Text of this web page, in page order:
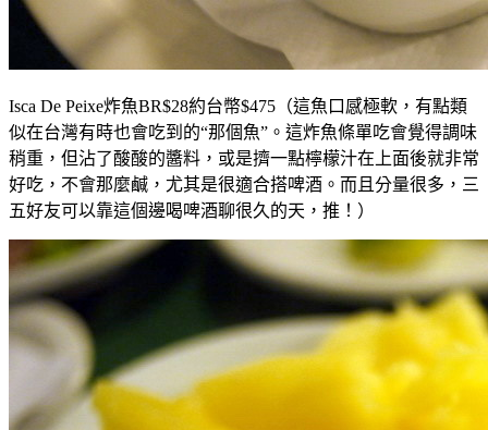
Isca De Peixe炸魚BR$28約台幣$475（這魚口感極軟，有點類
似在台灣有時也會吃到的“那個魚”。這炸魚條單吃會覺得調味
稍重，但沾了酸酸的醬料，或是擠一點檸檬汁在上面後就非常
好吃，不會那麼鹹，尤其是很適合搭啤酒。而且分量很多，三
五好友可以靠這個邊喝啤酒聊很久的天，推！）